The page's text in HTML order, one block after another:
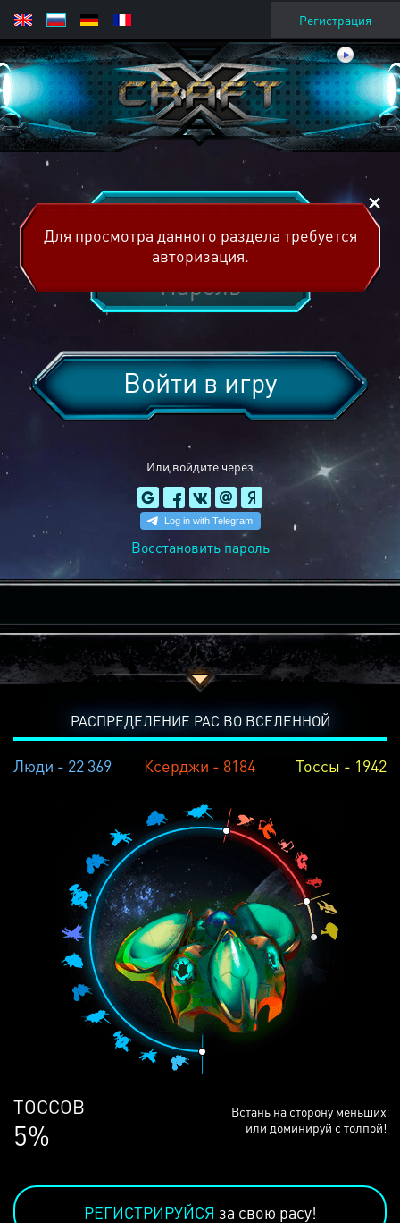
Регистрация
Или войдите через
Войти в игру
Восстановить пароль
Для просмотра данного раздела требуется
авторизация.
РАСПРЕДЕЛЕНИЕ РАС ВО ВСЕЛЕННОЙ
Люди - 22 369 Ксерджи - 8184 Тоссы - 1942
ЛЮДЕЙ
68%
Встань на сторону меньших
или доминируй с толпой!
РЕГИСТРИРУЙСЯ за свою расу!